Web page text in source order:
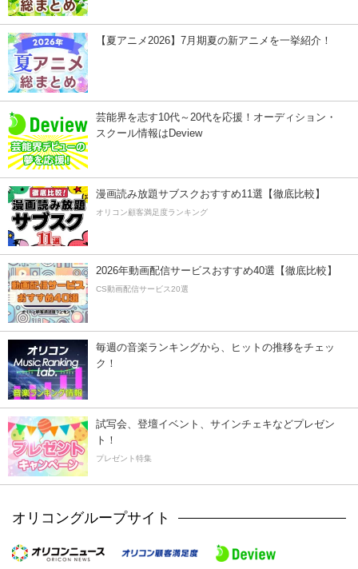
【夏アニメ2026】7月期夏の新アニメを一挙紹介！
芸能界を志す10代～20代を応援！オーディション・
スクール情報はDeview
漫画読み放題サブスクおすすめ11選【徹底比較】
オリコン顧客満足度ランキング
2026年動画配信サービスおすすめ40選【徹底比較】
CS動画配信サービス20選
毎週の音楽ランキングから、ヒットの推移をチェッ
ク！
試写会、登壇イベント、サインチェキなどプレゼン
ト！
プレゼント特集
オリコングループサイト